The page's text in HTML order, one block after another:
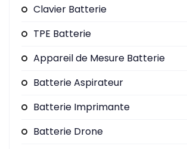
Clavier Batterie
TPE Batterie
Appareil de Mesure Batterie
Batterie Aspirateur
Batterie Imprimante
Batterie Drone